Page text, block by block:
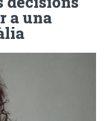
a una